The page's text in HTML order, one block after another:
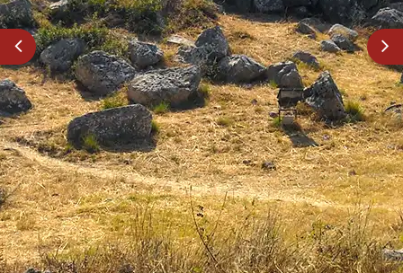
Λουίζα - Διαμέρισμα Δύο
Υπνοδωματίων
Περιοχή
Για το Ναύπλιο
Δείτε τα Αξιοθέατα
Τια να Κάνετε στο Τολό
Κοντινές Παραλίες
Μουσεία Κοντά στο Τολό
Φωτογραφίες
Επικοινωνία
GR